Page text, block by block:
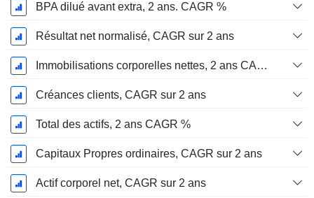
BPA dilué avant extra, 2 ans. CAGR %
Résultat net normalisé, CAGR sur 2 ans
Immobilisations corporelles nettes, 2 ans CAGR %
Créances clients, CAGR sur 2 ans
Total des actifs, 2 ans CAGR %
Capitaux Propres ordinaires, CAGR sur 2 ans
Actif corporel net, CAGR sur 2 ans